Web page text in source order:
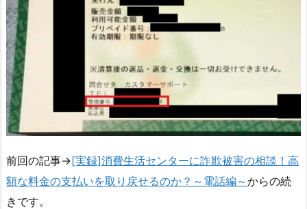
前回の記事→[実録]消費生活センターに詐欺被害の相談！高
額な料金の支払いを取り戻せるのか？～電話編～からの続
きです。